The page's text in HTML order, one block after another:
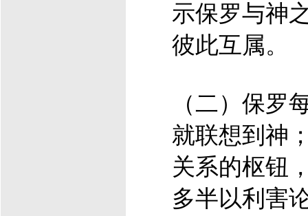
示保罗与神
彼此互属。
（二）保罗
就联想到神
关系的枢钮
多半以利害